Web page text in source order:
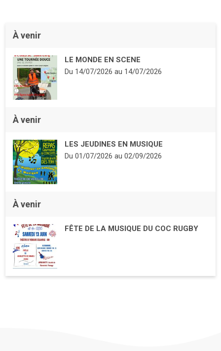
À venir
LE MONDE EN SCENE
Du 14/07/2026au 14/07/2026
À venir
LES JEUDINES EN MUSIQUE
Du 01/07/2026au 02/09/2026
À venir
FÊTE DE LA MUSIQUE DU COC RUGBY